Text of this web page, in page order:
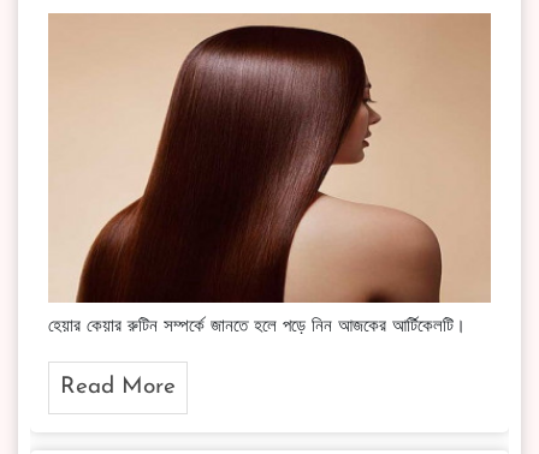
হেয়ার কেয়ার রুটিন সম্পর্কে জানতে হলে পড়ে নিন আজকের আর্টিকেলটি।
Read More